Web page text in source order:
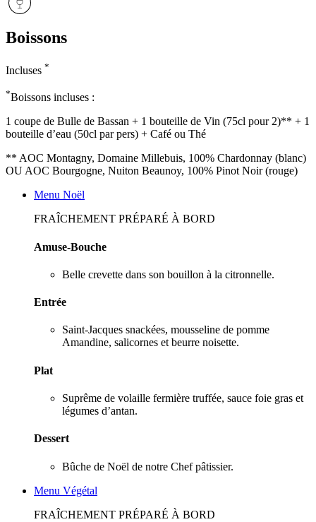
Boissons
Incluses *
*Boissons incluses :
1 coupe de Bulle de Bassan + 1 bouteille de Vin (75cl pour 2)** + 1
bouteille d’eau (50cl par pers) + Café ou Thé
** AOC Montagny, Domaine Millebuis, 100% Chardonnay (blanc)
OU AOC Bourgogne, Nuiton Beaunoy, 100% Pinot Noir (rouge)
Menu Noël
FRAÎCHEMENT PRÉPARÉ À BORD
Amuse-Bouche
Belle crevette dans son bouillon à la citronnelle.
Entrée
Saint-Jacques snackées, mousseline de pomme
Amandine, salicornes et beurre noisette.
Plat
Suprême de volaille fermière truffée, sauce foie gras et
légumes d’antan.
Dessert
Bûche de Noël de notre Chef pâtissier.
Menu Végétal
FRAÎCHEMENT PRÉPARÉ À BORD